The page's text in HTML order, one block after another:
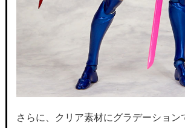
さらに、クリア素材にグラデーション